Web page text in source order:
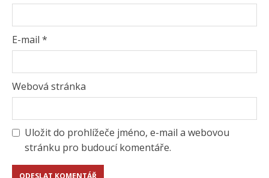
E-mail *
Webová stránka
Uložit do prohlížeče jméno, e-mail a webovou
stránku pro budoucí komentáře.